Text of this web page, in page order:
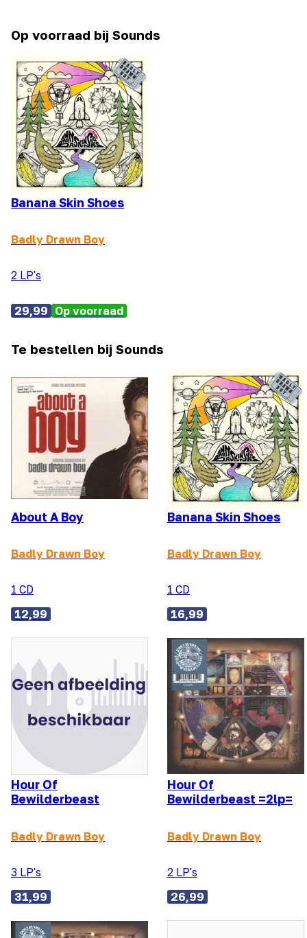
Op voorraad bij Sounds
Banana Skin Shoes
Badly Drawn Boy
2 LP's
29,99 Op voorraad
Te bestellen bij Sounds
About A Boy
Badly Drawn Boy
1 CD
12,99
Banana Skin Shoes
Badly Drawn Boy
1 CD
16,99
Hour Of
Bewilderbeast
Badly Drawn Boy
3 LP's
31,99
Hour Of
Bewilderbeast =2lp=
Badly Drawn Boy
2 LP's
26,99